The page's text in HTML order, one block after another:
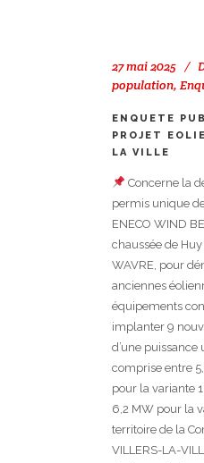
27 mai 2025
population,
ENQUETE
PROJET
LA VILLE
Concerne la
permis unique
ENECO WIND
chaussée de
WAVRE, pour
anciennes
équipements
implanter 9
d’une puissance
comprise entre
pour la variante
6,2 MW pour la
territoire de la
VILLERS-LA-